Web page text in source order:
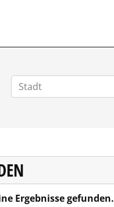
Ergebnisse gefunden.